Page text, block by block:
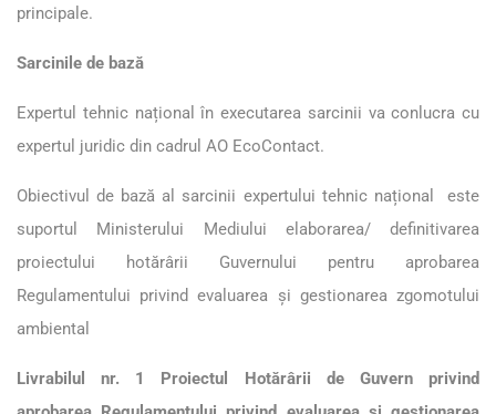
principale.
Sarcinile de bază
Expertul tehnic național în executarea sarcinii va conlucra cu
expertul juridic din cadrul AO EcoContact.
Obiectivul de bază al sarcinii expertului tehnic național este
suportul Ministerului Mediului elaborarea/ definitivarea
proiectului hotărârii Guvernului pentru aprobarea
Regulamentului privind evaluarea și gestionarea zgomotului
ambiental
Livrabilul nr. 1 Proiectul Hotărârii de Guvern privind